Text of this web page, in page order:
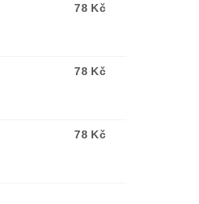
78 Kč
78 Kč
78 Kč